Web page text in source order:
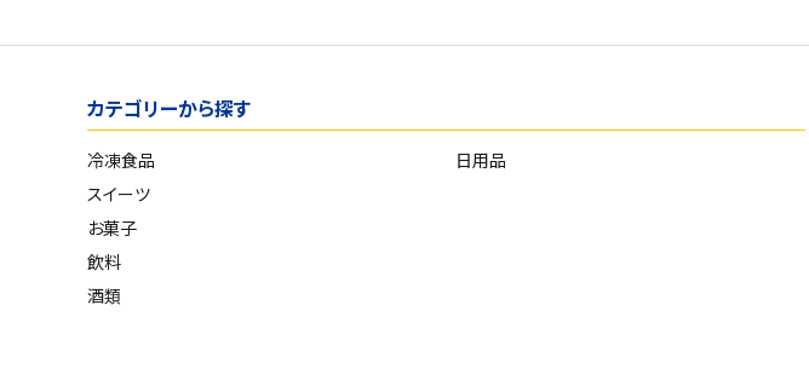
ギフト
セール
フードロス
ペット用品
カテゴリーから探す
冷凍食品
スイーツ
お菓子
飲料
酒類
日用品